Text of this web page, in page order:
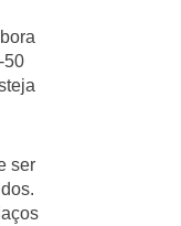
50
ser